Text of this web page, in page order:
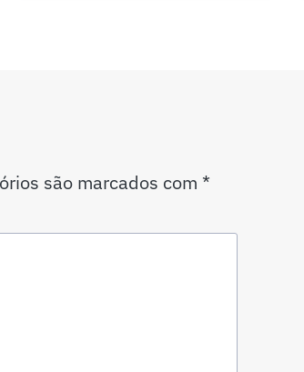
são marcados com *